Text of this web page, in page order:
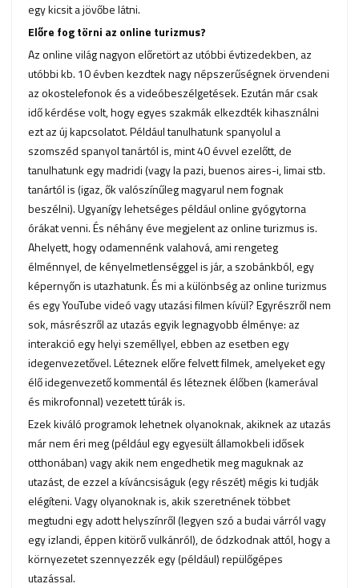
egy kicsit a jövőbe látni.
Előre fog törni az online turizmus?
Az online világ nagyon előretört az utóbbi évtizedekben, az
utóbbi kb. 10 évben kezdtek nagy népszerűségnek örvendeni
az okostelefonok és a videóbeszélgetések. Ezután már csak
idő kérdése volt, hogy egyes szakmák elkezdték kihasználni
ezt az új kapcsolatot. Például tanulhatunk spanyolul a
szomszéd spanyol tanártól is, mint 40 évvel ezelőtt, de
tanulhatunk egy madridi (vagy la pazi, buenos aires-i, limai stb.
tanártól is (igaz, ők valószínűleg magyarul nem fognak
beszélni). Ugyanígy lehetséges például online gyógytorna
órákat venni. És néhány éve megjelent az online turizmus is.
Ahelyett, hogy odamennénk valahová, ami rengeteg
élménnyel, de kényelmetlenséggel is jár, a szobánkból, egy
képernyőn is utazhatunk. És mi a különbség az online turizmus
és egy YouTube videó vagy utazási filmen kívül? Egyrészről nem
sok, másrészről az utazás egyik legnagyobb élménye: az
interakció egy helyi személlyel, ebben az esetben egy
idegenvezetővel. Léteznek előre felvett filmek, amelyeket egy
élő idegenvezető kommentál és léteznek élőben (kamerával
és mikrofonnal) vezetett túrák is.
Ezek kiváló programok lehetnek olyanoknak, akiknek az utazás
már nem éri meg (például egy egyesült államokbeli idősek
otthonában) vagy akik nem engedhetik meg maguknak az
utazást, de ezzel a kíváncsiságuk (egy részét) mégis ki tudják
elégíteni. Vagy olyanoknak is, akik szeretnének többet
megtudni egy adott helyszínről (legyen szó a budai várról vagy
egy izlandi, éppen kitörő vulkánról), de ódzkodnak attól, hogy a
környezetet szennyezzék egy (például) repülőgépes
utazással.